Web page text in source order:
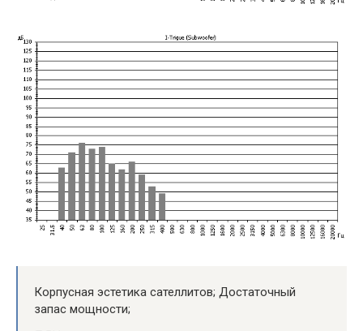
Корпусная эстетика сателлитов; Достаточный
запас мощности;